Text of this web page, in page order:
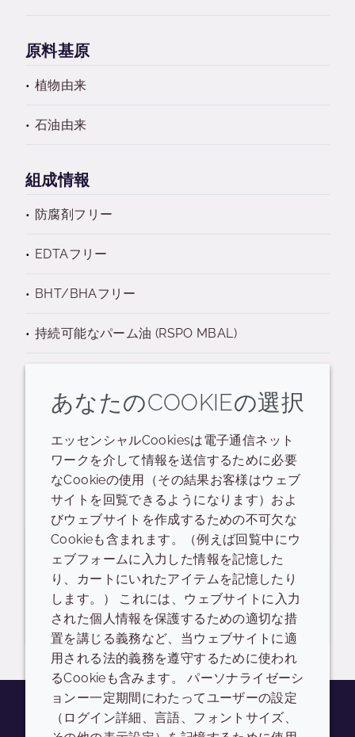
原料基原
植物由来
石油由来
組成情報
防腐剤フリー
EDTAフリー
BHT/BHAフリー
持続可能なパーム油 (RSPO MBAL)
自然由来指数 (%)－ISO 16128
代表値
特長 値
有効成分% ログインが必要です
あなたのCOOKIEの選択
エッセンシャルCookiesは電子通信ネット
ワークを介して情報を送信するために必要
なCookieの使用（その結果お客様はウェブ
サイトを回覧できるようになります）およ
びウェブサイトを作成するための不可欠な
Cookieも含まれます。（例えば回覧中にウ
ェブフォームに入力した情報を記憶した
り、カートにいれたアイテムを記憶したり
します。） これには、ウェブサイトに入力
された個人情報を保護するための適切な措
置を講じる義務など、当ウェブサイトに適
用される法的義務を遵守するために使われ
るCookieも含みます。 パーソナライゼーシ
ョンー一定期間にわたってユーザーの設定
（ログイン詳細、言語、フォントサイズ、